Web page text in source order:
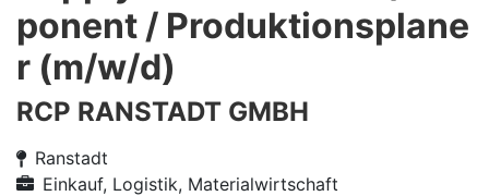
ponent / Produktionsplane
r (m/w/d)
RCP RANSTADT GMBH
Ranstadt
Einkauf, Logistik, Materialwirtschaft